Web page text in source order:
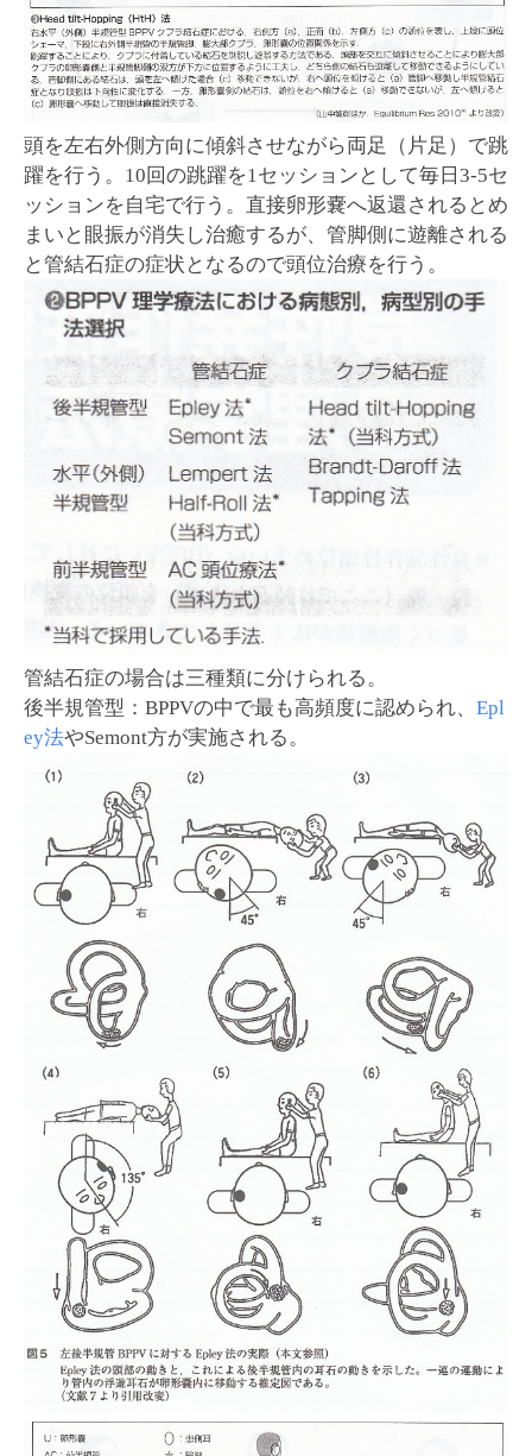
頭を左右外側方向に傾斜させながら両足（片足）で跳
躍を行う。10回の跳躍を1セッションとして毎日3-5セ
ッションを自宅で行う。直接卵形嚢へ返還されるとめ
まいと眼振が消失し治癒するが、管脚側に遊離される
と管結石症の症状となるので頭位治療を行う。
管結石症の場合は三種類に分けられる。
後半規管型：BPPVの中で最も高頻度に認められ、 Epl
ey法やSemont方が実施される。